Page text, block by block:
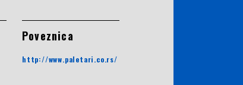
Poveznica
http://www.paletari.co.rs/